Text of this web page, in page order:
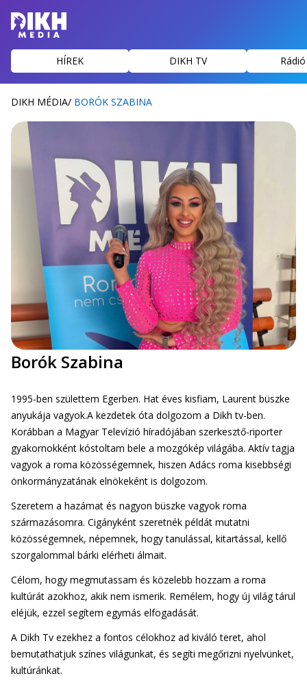
HÍREK DIKH TV
DIKH MÉDIA/ BORÓK SZABINA
Borók Szabina
1995-ben születtem Egerben. Hat éves kisfiam, Laurent büszke
anyukája vagyok.A kezdetek óta dolgozom a Dikh tv-ben.
Korábban a Magyar Televízió híradójában szerkesztő-riporter
gyakornokként kóstoltam bele a mozgókép világába. Aktív tagja
vagyok a roma közösségemnek, hiszen Adács roma kisebbségi
önkormányzatának elnökeként is dolgozom.
Szeretem a hazámat és nagyon büszke vagyok roma
származásomra. Cigányként szeretnék példát mutatni
közösségemnek, népemnek, hogy tanulással, kitartással, kellő
szorgalommal bárki elérheti álmait.
Célom, hogy megmutassam és közelebb hozzam a roma
kultúrát azokhoz, akik nem ismerik. Remélem, hogy új világ tárul
eléjük, ezzel segítem egymás elfogadását.
A Dikh Tv ezekhez a fontos célokhoz ad kiváló teret, ahol
bemutathatjuk színes világunkat, és segíti megőrizni nyelvünket,
kultúránkat.